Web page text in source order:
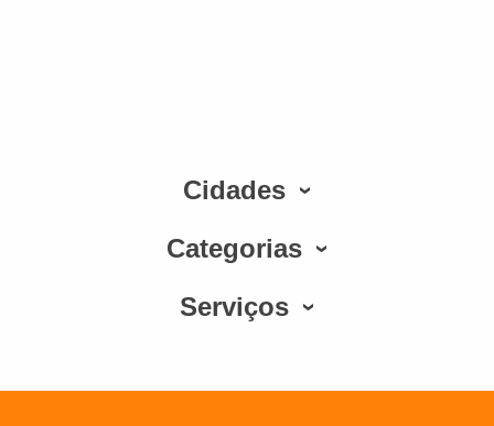
Cidades
Categorias
Serviços